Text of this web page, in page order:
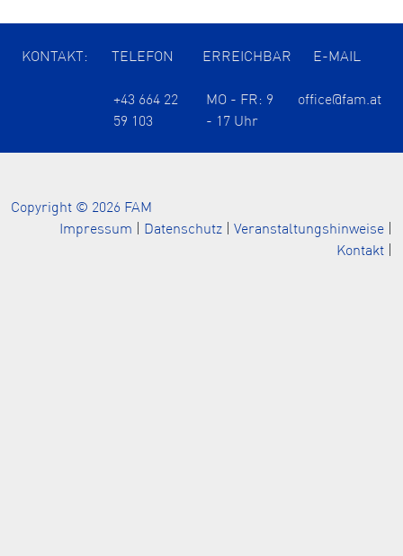
KONTAKT: TELEFON ERREICHBAR E-MAIL
+43 664 22
59 103
MO - FR: 9
- 17 Uhr
office@fam.at
Copyright © 2026 FAM
Impressum
Datenschutz Veranstaltungshinweise
Kontakt